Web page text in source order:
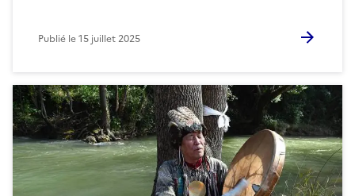
Publié le15 juillet 2025